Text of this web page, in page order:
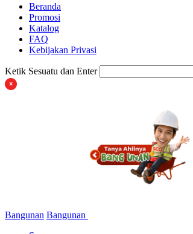
Beranda
Promosi
Katalog
FAQ
Kebijakan Privasi
Ketik Sesuatu dan Enter
Bangunan Bangunan